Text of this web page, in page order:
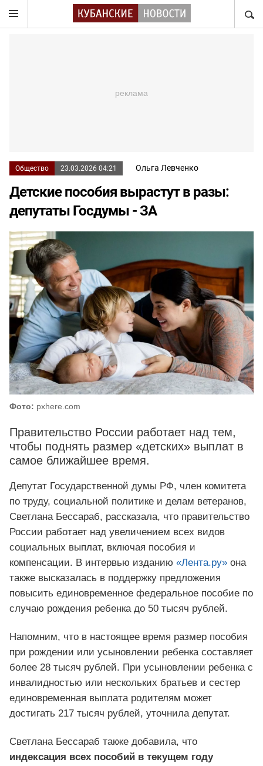
Общество 23.03.2026 04:21 Ольга Левченко
Детские пособия вырастут в разы:
депутаты Госдумы - ЗА
Фото: pxhere.com
Правительство России работает над тем,
чтобы поднять размер «детских» выплат в
самое ближайшее время.
Депутат Государственной думы РФ, член комитета
по труду, социальной политике и делам ветеранов,
Светлана Бессараб, рассказала, что правительство
России работает над увеличением всех видов
социальных выплат, включая пособия и
компенсации. В интервью изданию «Лента.ру» она
также высказалась в поддержку предложения
повысить единовременное федеральное пособие по
случаю рождения ребенка до 50 тысяч рублей.
Напомним, что в настоящее время размер пособия
при рождении или усыновлении ребенка составляет
более 28 тысяч рублей. При усыновлении ребенка с
инвалидностью или нескольких братьев и сестер
единовременная выплата родителям может
достигать 217 тысяч рублей, уточнила депутат.
Светлана Бессараб также добавила, что
индексация всех пособий в текущем году